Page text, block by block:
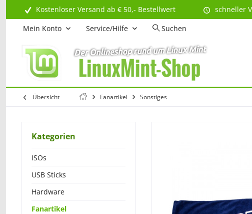
Kostenloser Versand ab € 50,- Bestellwert schneller
Mein Konto Service/Hilfe Suchen
Übersicht Fanartikel Sonstiges
Kategorien
ISOs
USB Sticks
Hardware
Fanartikel